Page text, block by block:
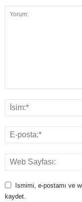
Ismimi, e-postamı ve
kaydet.